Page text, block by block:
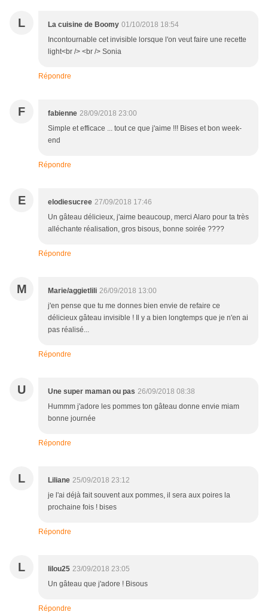
L La cuisine de Boomy 01/10/2018 18:54
Incontournable cet invisible lorsque l'on veut faire une recette
light<br /> <br /> Sonia
Répondre
F fabienne 28/09/2018 23:00
Simple et efficace ... tout ce que j'aime !!! Bises et bon week-
end
Répondre
E elodiesucree 27/09/2018 17:46
Un gâteau délicieux, j'aime beaucoup, merci Alaro pour ta très
alléchante réalisation, gros bisous, bonne soirée ????
Répondre
M Marie/aggietlili 26/09/2018 13:00
j'en pense que tu me donnes bien envie de refaire ce
délicieux gâteau invisible ! Il y a bien longtemps que je n'en ai
pas réalisé...
Répondre
U Une super maman ou pas 26/09/2018 08:38
Hummm j'adore les pommes ton gâteau donne envie miam
bonne journée
Répondre
L Liliane 25/09/2018 23:12
je l'ai déjà fait souvent aux pommes, il sera aux poires la
prochaine fois ! bises
Répondre
L lilou25 23/09/2018 23:05
Un gâteau que j'adore ! Bisous
Répondre